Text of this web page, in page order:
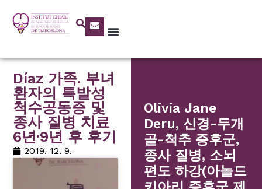
Díaz 가족. 부녀
환자의 특발성
척수공동증 및
종사 질병 치료
6년·9년 후 후기
2019. 12. 9.
Olivia Jane
Deru, 신경-두개
골-척추 증후군,
종사 질병, 소뇌
편도 하강(아놀드